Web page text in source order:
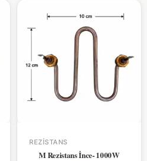
REZISTANS
M Rezistans İnce- 1000W